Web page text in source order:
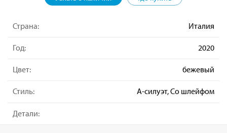
Страна: Италия
Год: 2020
Цвет: бежевый
Стиль: А-силуэт, Со шлейфом
Детали: